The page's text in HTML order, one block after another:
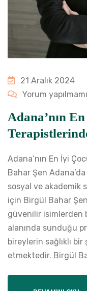
21 Aralık 2024
Yorum
Adana’nın
Adana’nın En İyi
Bahar Şen
sosyal ve akademik
için Birgül Bahar
güvenilir isimlerden
alanında sunduğu
bireylerin sağlıklı
etmektedir. Birgül